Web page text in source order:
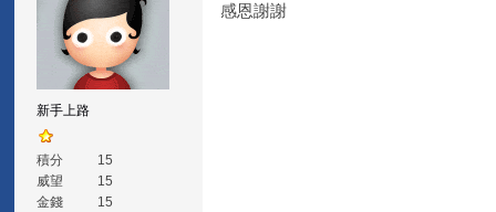
新手上路
積分
15
威望
15
金錢
15
感恩謝謝